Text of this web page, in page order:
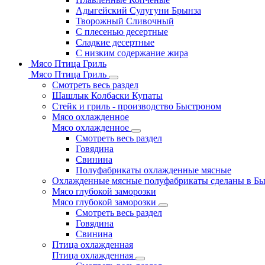
Адыгейский Сулугуни Брынза
Творожный Сливочный
С плесенью десертные
Сладкие десертные
С низким содержание жира
Мясо Птица Гриль
Мясо Птица Гриль
Смотреть весь раздел
Шашлык Колбаски Купаты
Стейк и гриль - производство Быстроном
Мясо охлажденное
Мясо охлажденное
Смотреть весь раздел
Говядина
Свинина
Полуфабрикаты охлажденные мясные
Охлажденные мясные полуфабрикаты сделаны в
Мясо глубокой заморозки
Мясо глубокой заморозки
Смотреть весь раздел
Говядина
Свинина
Птица охлажденная
Птица охлажденная